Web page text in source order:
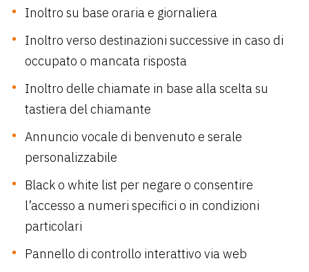
Inoltro su base oraria e giornaliera
Inoltro verso destinazioni successive in caso di
occupato o mancata risposta
Inoltro delle chiamate in base alla scelta su
tastiera del chiamante
Annuncio vocale di benvenuto e serale
personalizzabile
Black o white list per negare o consentire
l’accesso a numeri specifici o in condizioni
particolari
Pannello di controllo interattivo via web